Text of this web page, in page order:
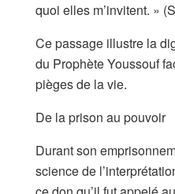
quoi elles m’invitent. »
Ce passage illustre la
du Prophète Youssouf
pièges de la vie.
De la prison au pouvoir
Durant son
science de